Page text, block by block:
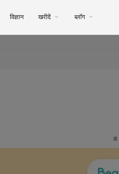
विज्ञान खरीदें ब्लॉग